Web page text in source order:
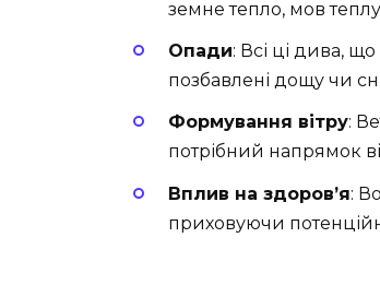
земне тепло, мов
Опади: Всі ці дива,
позбавлені дощу чи
Формування вітру:
потрібний напрямок
Вплив на здоров’я:
приховуючи